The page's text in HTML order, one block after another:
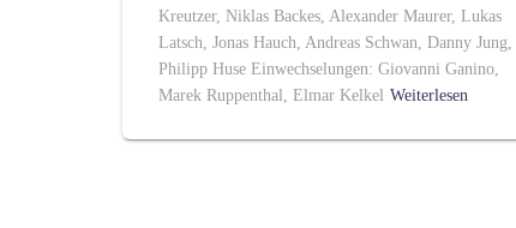
Kreutzer, Niklas Backes, Alexander Maurer, Lukas
Latsch, Jonas Hauch, Andreas Schwan, Danny Jung,
Philipp Huse Einwechselungen: Giovanni Ganino,
Marek Ruppenthal, Elmar Kelkel Weiterlesen